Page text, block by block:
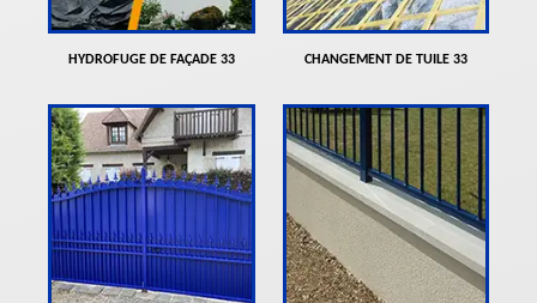
HYDROFUGE DE FAÇADE 33 CHANGEMENT DE TUILE 33